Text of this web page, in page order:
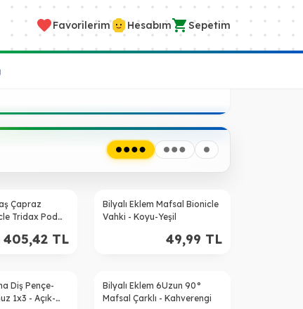
Favorilerim Hesabım Sepetim
Çapraz
Tridax Pod
405,42 TL
Bilyalı Eklem Mafsal Bionicle
Vahki - Koyu-Yeşil
49,99 TL
Diş Pençe-
1x3 - Açık-
Bilyalı Eklem 6Uzun 90°
Mafsal Çarklı - Kahverengi